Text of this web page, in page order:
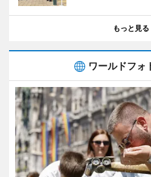
もっと見る
ワールドフォ